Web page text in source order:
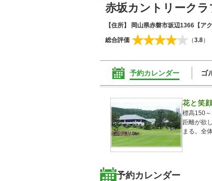
赤坂カントリークラ
【住所】 岡山県赤磐市坂辺1366 【ア
総合評価 （3.8）
予約カレンダー ゴ
花と笑
標高150
距離が欲
まる。全
予約カレンダー